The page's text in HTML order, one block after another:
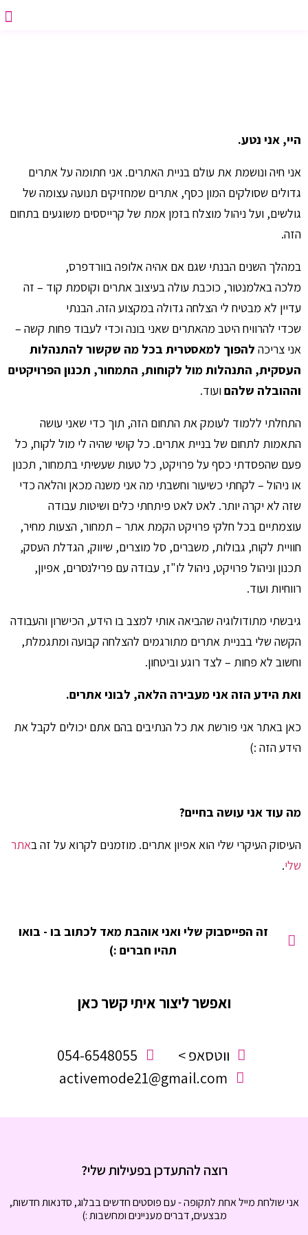
היי, אני נטע.
אני חיה ונושמת את עולם בניית האתרים. אני חתומה על אתרים
גדולים שסולקים המון כסף, אתרים שמחזיקים תנועה עצומה של
גולשים, ועל ניהול מוצלח בזמן אמת של קרייססים משוגעים בתחום
הזה.
במהלך השנים הבנתי שגם אם אהיה אלופה בוורדפרס,
מלכה באלמנטור, כוכבת עולה בעיצוב אתרים וקוסמת קוד – זה
עדיין לא מבטיח לי הצלחה גדולה במקצוע הזה. הבנתי
שכדי להרוויח היטב מהאתרים שאני בונה וכדי לעבוד פחות קשה –
אני צריכה להפוך למאסטרית בכל מה שקשור להתנהלות
העסקית, התנהלות מול לקוחות, התמחור, תכנון הפרויקטים
וההובלה שלהםועוד.
התחלתי ללמוד לעומק את התחום הזה, תוך כדי שאני עושה
התאמות לתחום של בניית אתרים. כל קושי שהיה לי מול לקוח, כל
פעם שהפסדתי כסף על פרויקט, כל טעות שעשיתי בתמחור, תכנון
או ניהול – לקחתי כשיעור וחשבתי מה אני משנה מכאן והלאה כדי
שזה לא יקרה יותר. לאט לאט פיתחתי כלים ושיטות עבודה
עוצמתיים בכל חלקי פרויקט הקמת אתר – תמחור, הצעות מחיר,
חוויית לקוח, גבולות, משברים, סל מוצרים, שיווק, הגדלת העסק,
תכנון וניהול פרויקט, ניהול לו"ז, עבודה עם פרילנסרים, אפיון,
רווחיות ועוד.
גיבשתי מתודולוגיה שהביאה אותי למצב בו הידע, הכישרון והעבודה
הקשה שלי בבניית אתרים מתורגמים להצלחה קבועה ומתגמלת,
וחשוב לא פחות – לצד רוגע וביטחון.
ואת הידע הזה אני מעבירה הלאה, לבוני אתרים.
כאן באתר אני פורשת את כל הנתיבים בהם אתם יכולים לקבל את
הידע הזה :)
מה עוד אני עושה בחיים?
העיסוק העיקרי שלי הוא אפיון אתרים. מוזמנים לקרוא על זה באתר
שלי.
זה הפייסבוק שלי ואני אוהבת מאד לכתוב בו - בואו
תהיו חברים :)
ואפשר ליצור איתי קשר כאן
ווטסאפ >
054-6548055
activemode21@gmail.com
רוצה להתעדכן בפעילות שלי?
אני שולחת מייל אחת לתקופה - עם פוסטים חדשים בבלוג, סדנאות חדשות,
מבצעים, דברים מעניינים ומחשבות :)